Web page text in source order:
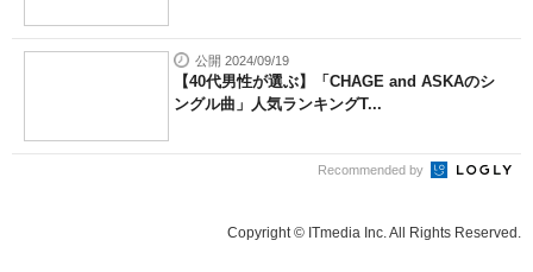
公開 2024/09/19
【40代男性が選ぶ】「CHAGE and ASKAのシ
ングル曲」人気ランキングT...
Recommended by
Copyright © ITmedia Inc. All Rights Reserved.